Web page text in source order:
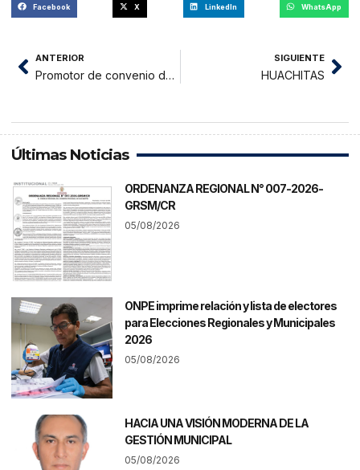
Facebook X LinkedIn WhatsApp
ANTERIOR
Promotor de convenio de DRE y editorial ataca a director de Voces
SIGUIENTE
HUACHITAS
Últimas Noticias
ORDENANZA REGIONAL N° 007-2026-
GRSM/CR
05/08/2026
ONPE imprime relación y lista de electores
para Elecciones Regionales y Municipales
2026
05/08/2026
HACIA UNA VISIÓN MODERNA DE LA
GESTIÓN MUNICIPAL
05/08/2026